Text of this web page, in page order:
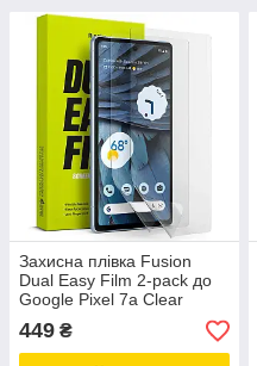
Захисна плівка Fusion
Dual Easy Film 2-pack до
Google Pixel 7a Clear
(D2E054)
449 ₴